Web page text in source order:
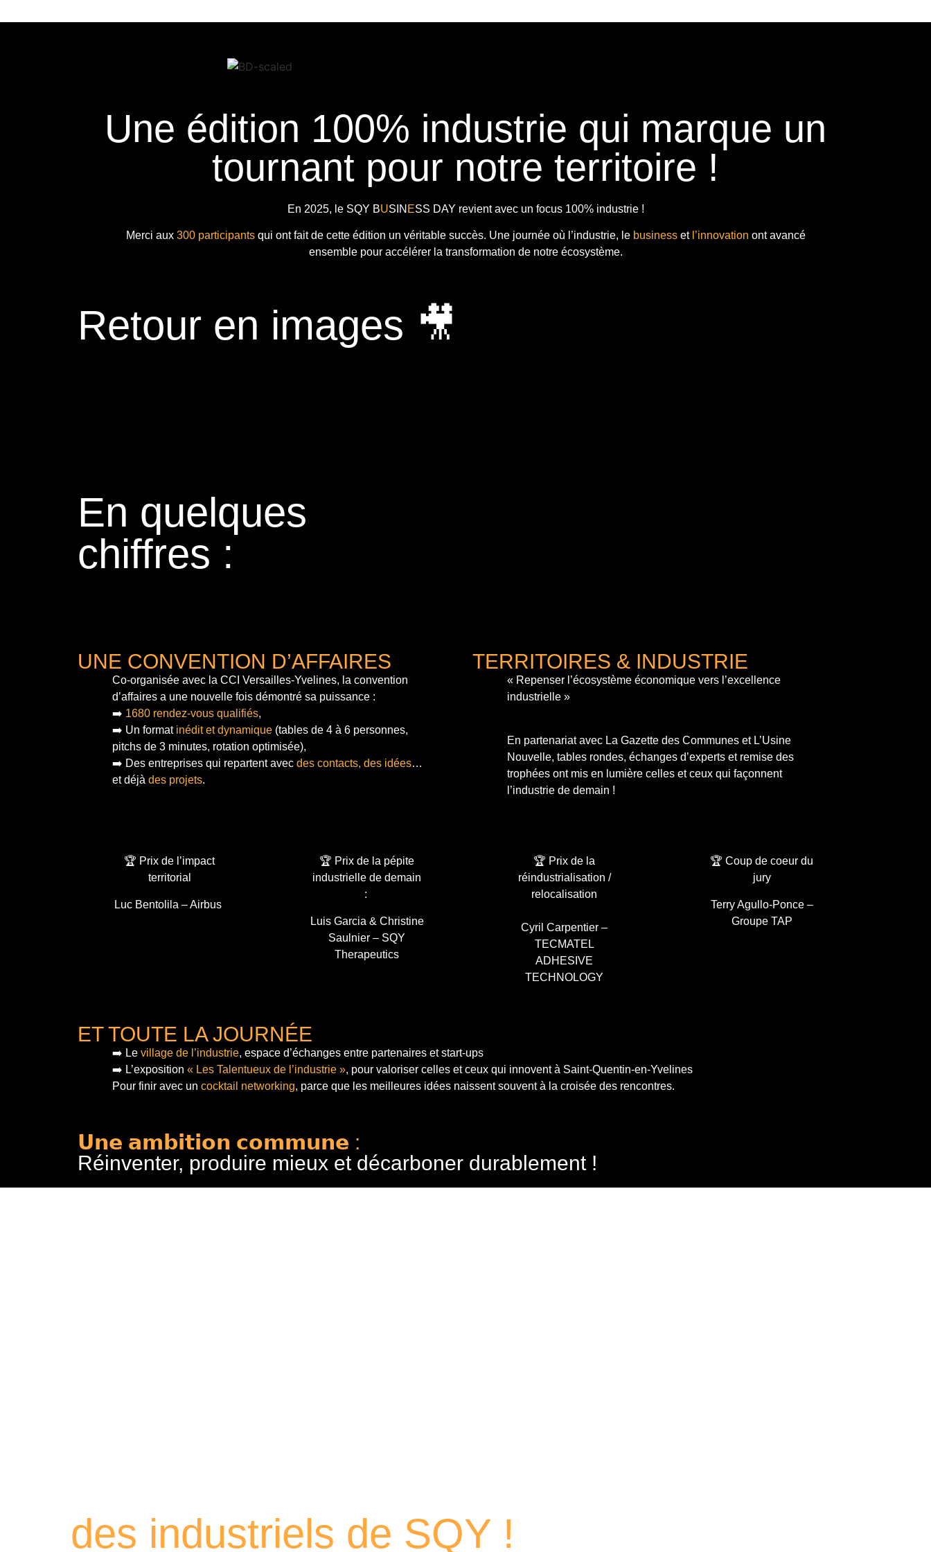
Une édition 100% industrie qui marque un
tournant pour notre territoire !
En 2025, le SQY BUSIN ESS DAY revient avec un focus 100% industrie !
Merci aux 300 participantsqui ont fait de cette édition un véritable succès. Une journée où l’industrie, le businesset l’innovation ont avancé
ensemble pour accélérer la transformation de notre écosystème.
Retour en images 🎥
En quelques
chiffres :
UNE CONVENTION D’AFFAIRES
Co-organisée avec la CCI Versailles-Yvelines, la convention
d’affaires a une nouvelle fois démontré sa puissance :
➡️ 1680 rendez-vous qualifiés,
➡️ Un format inédit et dynamique (tables de 4 à 6 personnes,
pitchs de 3 minutes, rotation optimisée),
➡️ Des entreprises qui repartent avec des contacts, des idées…
et déjà des projets.
TERRITOIRES & INDUSTRIE
« Repenser l’écosystème économique vers l’excellence
industrielle »
En partenariat avec La Gazette des Communes et L’Usine
Nouvelle, tables rondes, échanges d’experts et remise des
trophées ont mis en lumière celles et ceux qui façonnent
l’industrie de demain !
🏆 Prix de l’impact
territorial
Luc Bentolila – Airbus
🏆 Prix de la pépite
industrielle de demain
:
Luis Garcia & Christine
Saulnier – SQY
Therapeutics
🏆 Prix de la
réindustrialisation /
relocalisation
Cyril Carpentier –
TECMATEL
ADHESIVE
TECHNOLOGY
🏆 Coup de coeur du
jury
Terry Agullo-Ponce –
Groupe TAP
ET TOUTE LA JOURNÉE
➡️ Le village de l’industrie, espace d’échanges entre partenaires et start-ups
➡️ L’exposition « Les Talentueux de l’industrie », pour valoriser celles et ceux qui innovent à Saint-Quentin-en-Yvelines
Pour finir avec un cocktail networking, parce que les meilleures idées naissent souvent à la croisée des rencontres.
𝗨𝗻𝗲 𝗮𝗺𝗯𝗶𝘁𝗶𝗼𝗻 𝗰𝗼𝗺𝗺𝘂𝗻𝗲 :
Réinventer, produire mieux et décarboner durablement !
des industriels de SQY !